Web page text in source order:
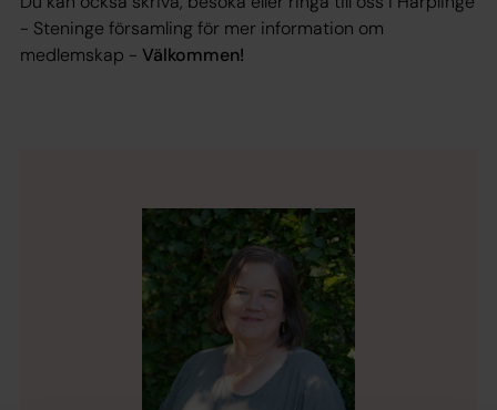
- Steninge församling för mer information om
medlemskap - Välkommen!